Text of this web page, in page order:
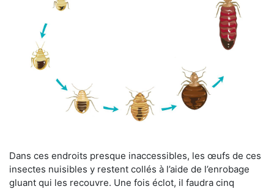
Dans ces endroits presque inaccessibles, les œufs de ces
insectes nuisibles y restent collés à l’aide de l’enrobage
gluant qui les recouvre. Une fois éclot, il faudra cinq